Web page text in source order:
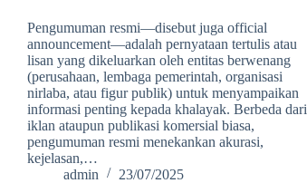
Pengumuman resmi—disebut juga official
announcement—adalah pernyataan tertulis atau
lisan yang dikeluarkan oleh entitas berwenang
(perusahaan, lembaga pemerintah, organisasi
nirlaba, atau figur publik) untuk menyampaikan
informasi penting kepada khalayak. Berbeda dari
iklan ataupun publikasi komersial biasa,
pengumuman resmi menekankan akurasi,
kejelasan,…
admin
23/07/2025